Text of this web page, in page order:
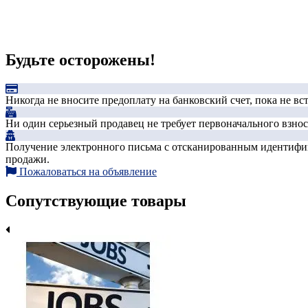
Будьте осторожены!
Никогда не вносите предоплату на банковский счет, пока не
Ни один серьезный продавец не требует первоначального
Получение электронного письма с отсканированным
продажи.
Пожаловаться на объявление
Сопутствующие товары